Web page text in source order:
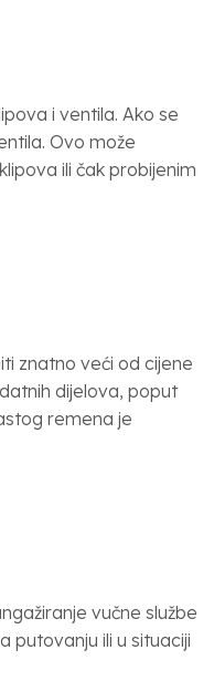
i ventila. Ako se
Ovo može
ili čak probijenim
znatno veći od cijene
dijelova, poput
remena je
vučne službe
putovanju ili u situaciji